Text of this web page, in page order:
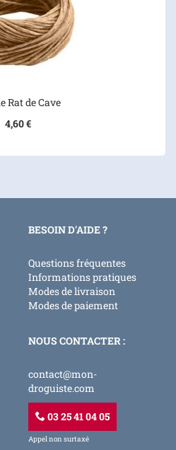
Rat de Cave
4,60 €
BESOIN D'AIDE ?
Questions fréquentes
Informations pratiques
Modes de livraison
Modes de paiement
NOUS CONTACTER :
contact@mon-
droguiste.com
03 25 41 04 05
Appel non surtaxé